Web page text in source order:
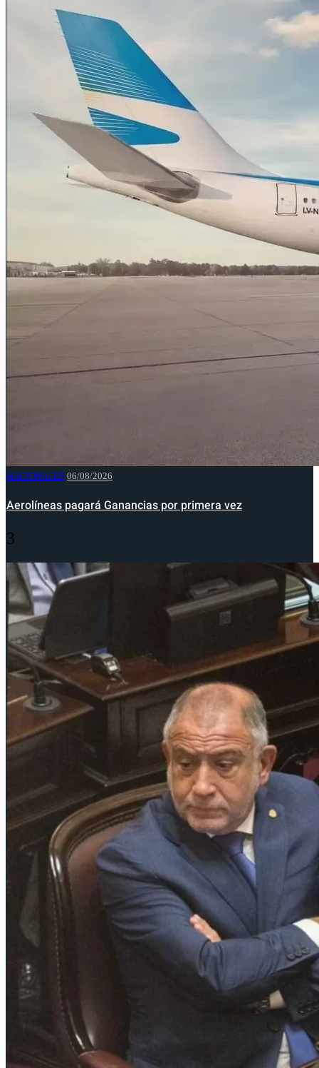
NACIONALES 06/08/2026
Aerolíneas pagará Ganancias por primera vez
3